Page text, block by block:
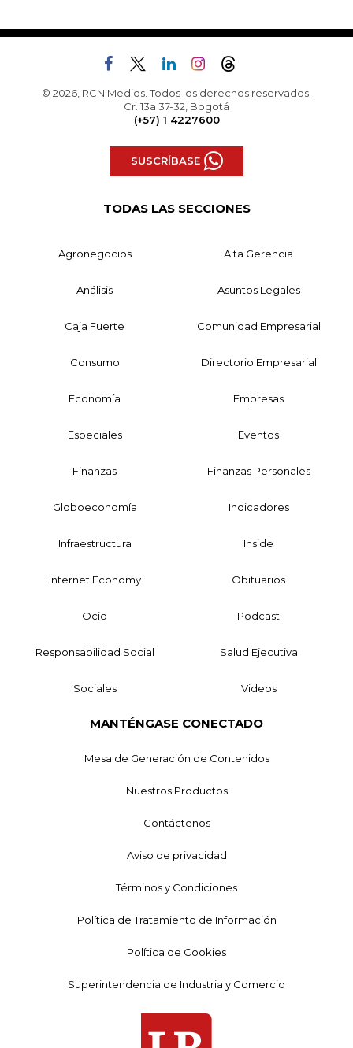
© 2026, RCN Medios. Todos los derechos reservados.
Cr. 13a 37-32, Bogotá
(+57) 1 4227600
SUSCRÍBASE
TODAS LAS SECCIONES
Agronegocios Alta Gerencia
Análisis Asuntos Legales
Caja Fuerte Comunidad Empresarial
Consumo Directorio Empresarial
Economía Empresas
Especiales Eventos
Finanzas Finanzas Personales
Globoeconomía Indicadores
Infraestructura Inside
Internet Economy Obituarios
Ocio Podcast
Responsabilidad Social Salud Ejecutiva
Sociales Videos
MANTÉNGASE CONECTADO
Mesa de Generación de Contenidos
Nuestros Productos
Contáctenos
Aviso de privacidad
Términos y Condiciones
Política de Tratamiento de Información
Política de Cookies
Superintendencia de Industria y Comercio